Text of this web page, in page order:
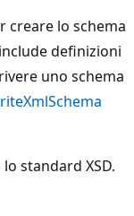
creare lo schema
definizioni
uno schema
standard XSD.